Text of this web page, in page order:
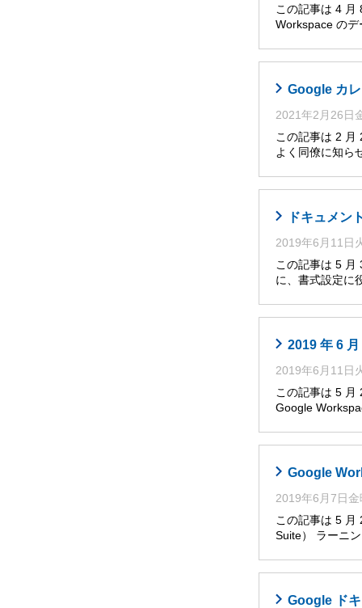
この記事は 4 月
Workspace の
Google カ
2021年2月26日
この記事は 2
よく同僚に知ら
ドキュメン
2019年6月11日
この記事は 5 月
に、書式設定に
2019 年 6
2019年6月11日
この記事は 5 月
Google
Google
2019年6月7日金
この記事は 5 月
Suite） ラーニ
Google ド